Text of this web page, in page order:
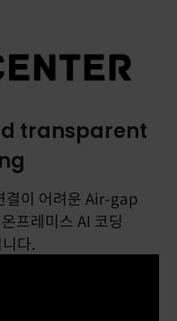
and
수명주기 전반에서
경 데이터를 하나의
AI 요구사항 통합
transparent
결이 어려운 Air-gap
프레미스 AI 코딩
다.